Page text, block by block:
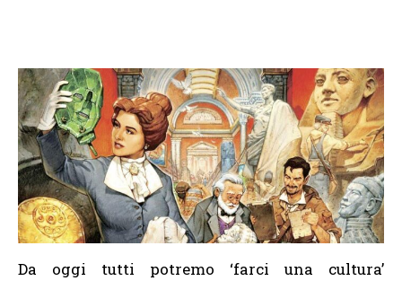
Da oggi tutti potremo ‘farci una cultura’